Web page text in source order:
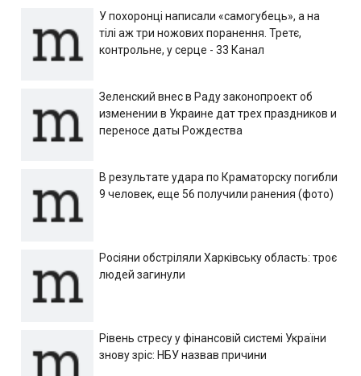
У похоронці написали «самогубець», а на
тілі аж три ножових поранення. Третє,
контрольне, у серце - 33 Канал
Зеленский внес в Раду законопроект об
изменении в Украине дат трех праздников и
переносе даты Рождества
В результате удара по Краматорску погибли
9 человек, еще 56 получили ранения (фото)
Росіяни обстріляли Харківську область: троє
людей загинули
Рівень стресу у фінансовій системі України
знову зріс: НБУ назвав причини